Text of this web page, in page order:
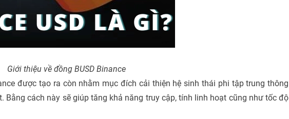
Giới thiệu về đồng BUSD Binance
được tạo ra còn nhằm mục đích cải thiện hệ sinh thái phi tập trung thông
Bằng cách này sẽ giúp tăng khả năng truy cập, tính linh hoạt cũng như tốc độ